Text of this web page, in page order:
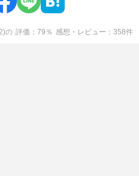
の 評価 79 ％ 感想・レビュー 358件